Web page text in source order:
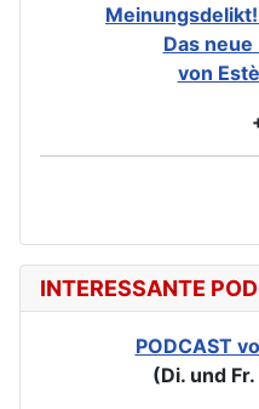
Das
von
INTERESSANTE
PODCAST
(Di. und